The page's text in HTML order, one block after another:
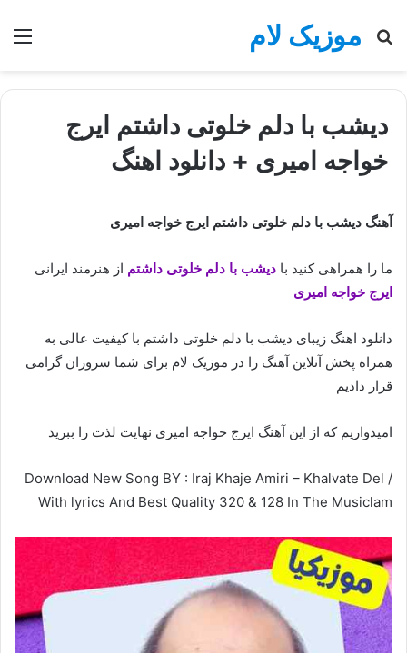
موزیک لام
جستجو
دیشب با دلم خلوتی داشتم ایرج
خواجه امیری + دانلود اهنگ
آهنگ دیشب با دلم خلوتی داشتم ایرج خواجه امیری
ما را همراهی کنید با دیشب با دلم خلوتی داشتم از هنرمند ایرانی
ایرج خواجه امیری
دانلود اهنگ زیبای دیشب با دلم خلوتی داشتم با کیفیت عالی به
همراه پخش آنلاین آهنگ را در موزیک لام برای شما سروران گرامی
قرار دادیم
امیدواریم که از این آهنگ ایرج خواجه امیری نهایت لذت را ببرید
Download New Song BY : Iraj Khaje Amiri – Khalvate Del /
With lyrics And Best Quality 320 & 128 In The Musiclam